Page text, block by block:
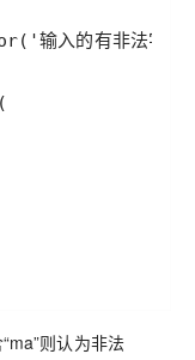
则认为非法